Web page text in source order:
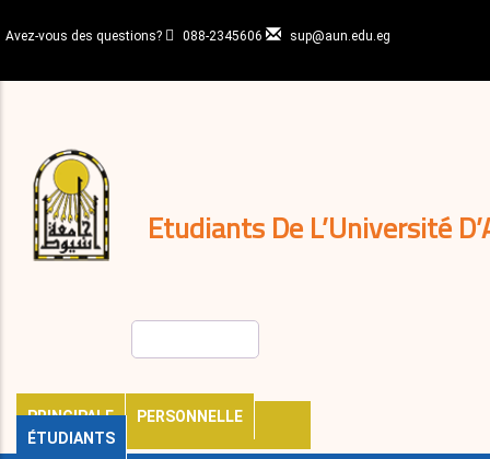
au
principal
Avez-vous des questions? 088-2345606 sup@aun.edu.eg
Etudiants De L’Université
PRINCIPALE
PERSONNELLE
ÉTUDIANTS
décisions
Expatriés
Journal